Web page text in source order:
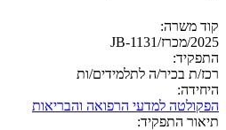
קוד משרה:
2025/מכרז/JB-1131
התפקיד:
רכז/ת בכיר/ה לתלמידים/ות
היחידה:
הפקולטה למדעי הרפואה והבריאות
תיאור התפקיד: